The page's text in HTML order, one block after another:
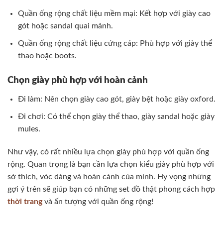
Quần ống rộng chất liệu mềm mại: Kết hợp với giày cao
gót hoặc sandal quai mảnh.
Quần ống rộng chất liệu cứng cáp: Phù hợp với giày thể
thao hoặc boots.
Chọn giày phù hợp với hoàn cảnh
Đi làm: Nên chọn giày cao gót, giày bệt hoặc giày oxford.
Đi chơi: Có thể chọn giày thể thao, giày sandal hoặc giày
mules.
Như vậy, có rất nhiều lựa chọn giày phù hợp với quần ống
rộng. Quan trọng là bạn cần lựa chọn kiểu giày phù hợp với
sở thích, vóc dáng và hoàn cảnh của mình. Hy vọng những
gợi ý trên sẽ giúp bạn có những set đồ thật phong cách hợp
thời trangvà ấn tượng với quần ống rộng!